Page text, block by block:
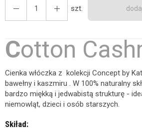
szt.
Cotton
Cienka włóczka z kolekcji Concept by
bawełny i kaszmiru . W 100% naturalny
bardzo miękką i jedwabistą strukturę -
niemowląt, dzieci i osób starszych.
Skiład: